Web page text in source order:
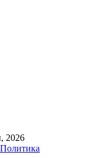
2026
Политика